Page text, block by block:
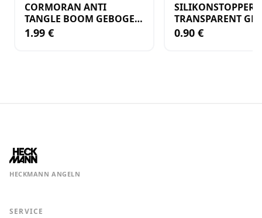
CORMORAN ANTI
TANGLE BOOM GEBOGEN
12CM M.WIRBEL(PLASTIK)
1.99 €
SILIKONSTOPPER
TRANSPARENT
KLEIN
0.90 €
HECKMANN ANGELN
SERVICE